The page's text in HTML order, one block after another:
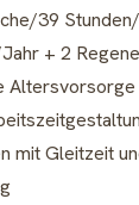
39
+ 2
Altersvorsorge
mit Gleitzeit